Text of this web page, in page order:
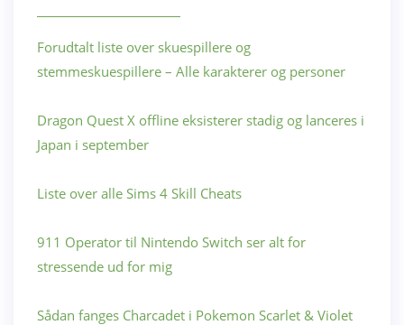
Forudtalt liste over skuespillere og
stemmeskuespillere – Alle karakterer og personer
Dragon Quest X offline eksisterer stadig og lanceres i
Japan i september
Liste over alle Sims 4 Skill Cheats
911 Operator til Nintendo Switch ser alt for
stressende ud for mig
Sådan fanges Charcadet i Pokemon Scarlet & Violet